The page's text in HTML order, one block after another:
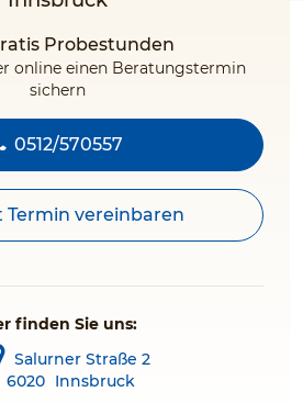
Probestunden
online einen Beratungstermin
sichern
0512/570557
Termin vereinbaren
finden Sie uns:
Salurner Straße 2
6020 Innsbruck